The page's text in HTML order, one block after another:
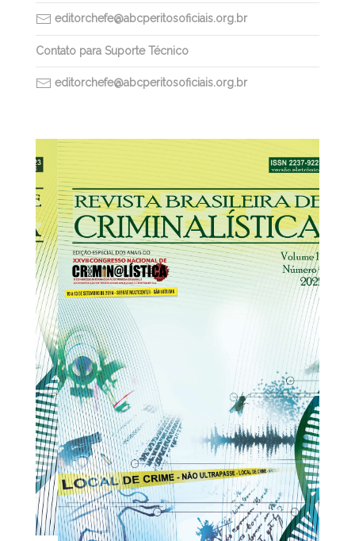
editorchefe@abcperitosoficiais.org.br
Contato para Suporte Técnico
editorchefe@abcperitosoficiais.org.br